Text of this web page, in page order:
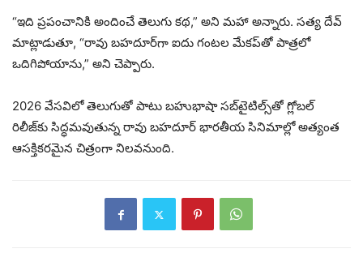
“ఇది ప్రపంచానికి అందించే తెలుగు కథ,” అని మహా అన్నారు. సత్య దేవ్
మాట్లాడుతూ, “రావు బహదూర్‌గా ఐదు గంటల మేకప్‌తో పాత్రలో
ఒదిగిపోయాను,” అని చెప్పారు.
2026 వేసవిలో తెలుగుతో పాటు బహుభాషా సబ్‌టైటిల్స్‌తో గ్లోబల్
రిలీజ్‌కు సిద్ధమవుతున్న రావు బహదూర్ భారతీయ సినిమాల్లో అత్యంత
ఆసక్తికరమైన చిత్రంగా నిలవనుంది.